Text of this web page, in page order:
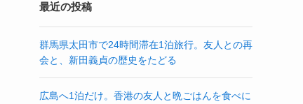
最近の投稿
群馬県太田市で24時間滞在1泊旅行。友人との再
会と、新田義貞の歴史をたどる
広島へ1泊だけ。香港の友人と晩ごはんを食べに